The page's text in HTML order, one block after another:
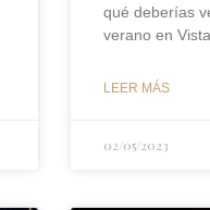
qué deberías
verano en
LEER MÁS
02/05/2023